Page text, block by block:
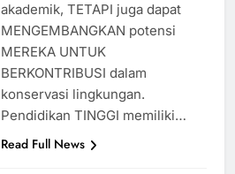
akademik, TETAPI juga dapat
MENGEMBANGKAN potensi
MEREKA UNTUK
BERKONTRIBUSI dalam
konservasi lingkungan.
Pendidikan TINGGI memiliki…
Read Full News